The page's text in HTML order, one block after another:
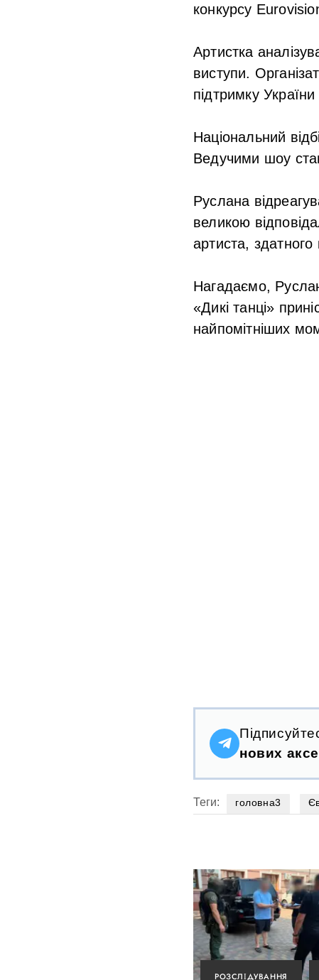
конкурсу
Артистка
виступи.
підтримку
Національний
Ведучими шоу
Руслана
великою
артиста, здатного
Нагадаємо,
«Дикі танці»
найпомітніших
нових
Теги: головна3
РОЗСЛІДУВАННЯ